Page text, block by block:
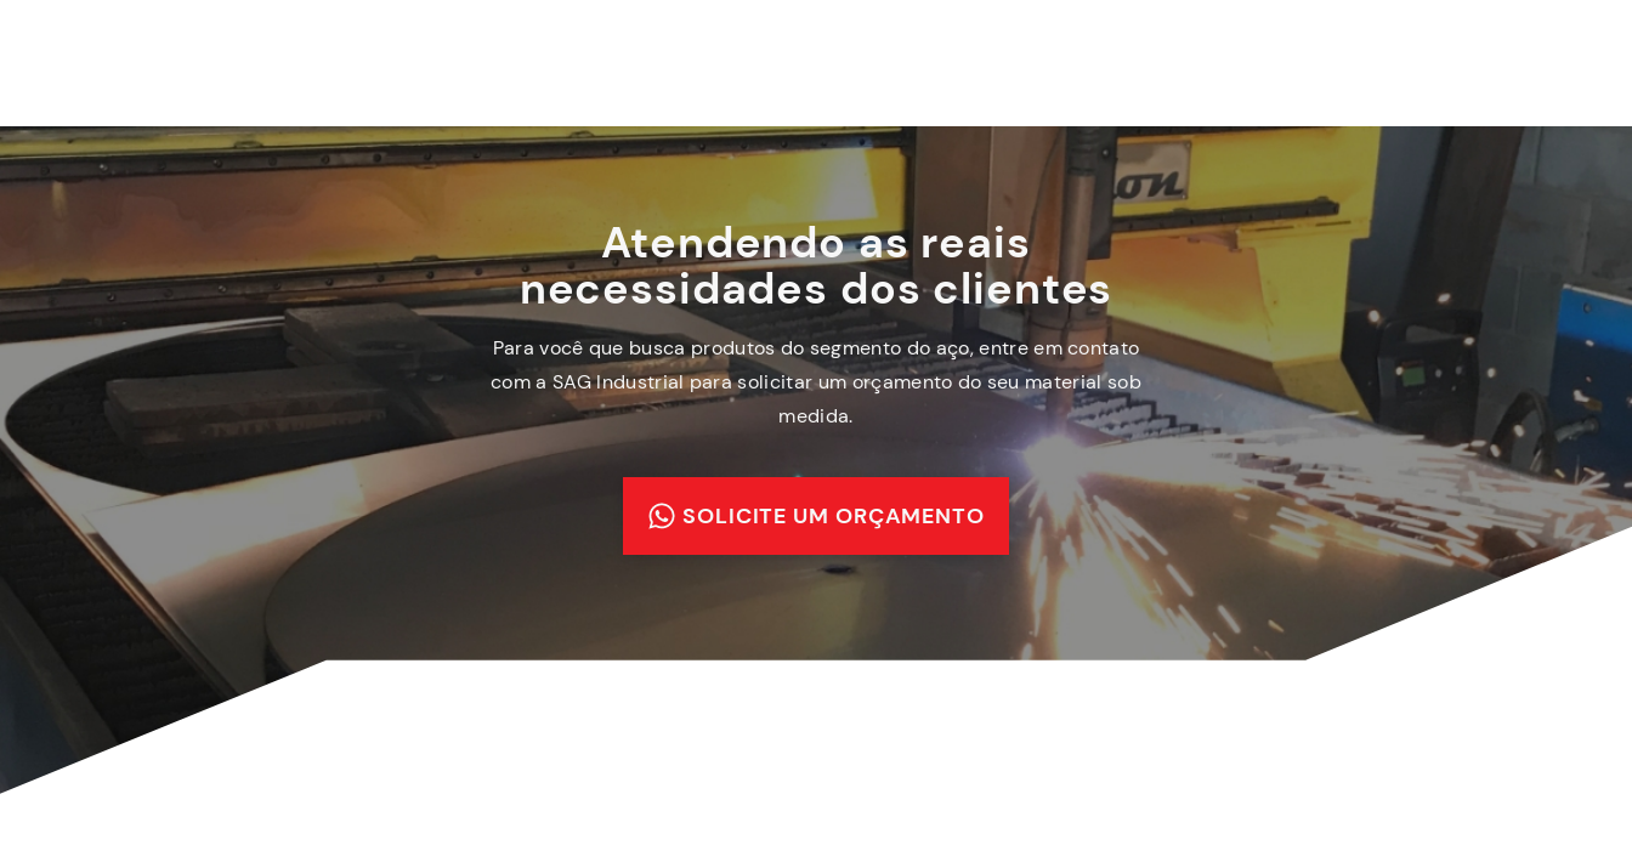
Atendendo as reais
necessidades dos clientes
Para você que busca produtos do segmento do aço, entre em contato
com a SAG Industrial para solicitar um orçamento do seu material sob
medida.
SOLICITE UM ORÇAMENTO